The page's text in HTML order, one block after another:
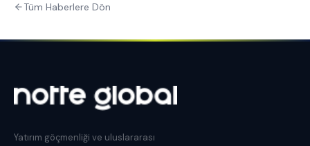
Tüm Haberlere Dön
Yatırım göçmenliği ve uluslararası